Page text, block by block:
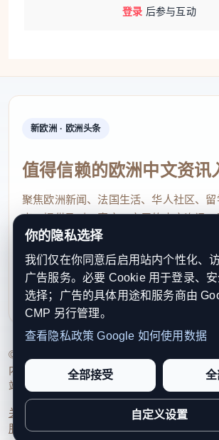
登录 后参与互动
新欧洲 · 欧洲头条
值得信赖的欧洲中文资讯
聚焦欧洲新闻、法国生活、华人社区、
点，提供及时、真实、实用的中文资讯
速了解欧洲动态。
contact@xinouzhou.com
服务支持、版权与合作：工作日优先处理
利通知
© 2026 新欧洲·欧洲头条. All Rights
内容透明度、联系方式与用户权利说明，以
站点完整度。
关于我们 编辑规范日期归档隐私政策
服务条款联系我们
你的隐私选择
我们仅在你同意后启用站内个性化、
广告服务。必要 Cookie 用于登录、
选择；广告的具体用途和服务商由
CMP 另行管理。
查看隐私政策 Google 如何使用数据
全部接受 全
自定义设置